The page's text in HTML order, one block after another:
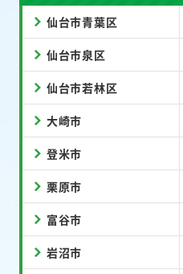
仙台市青葉区
仙台市泉区
仙台市若林区
大崎市
登米市
栗原市
富谷市
岩沼市